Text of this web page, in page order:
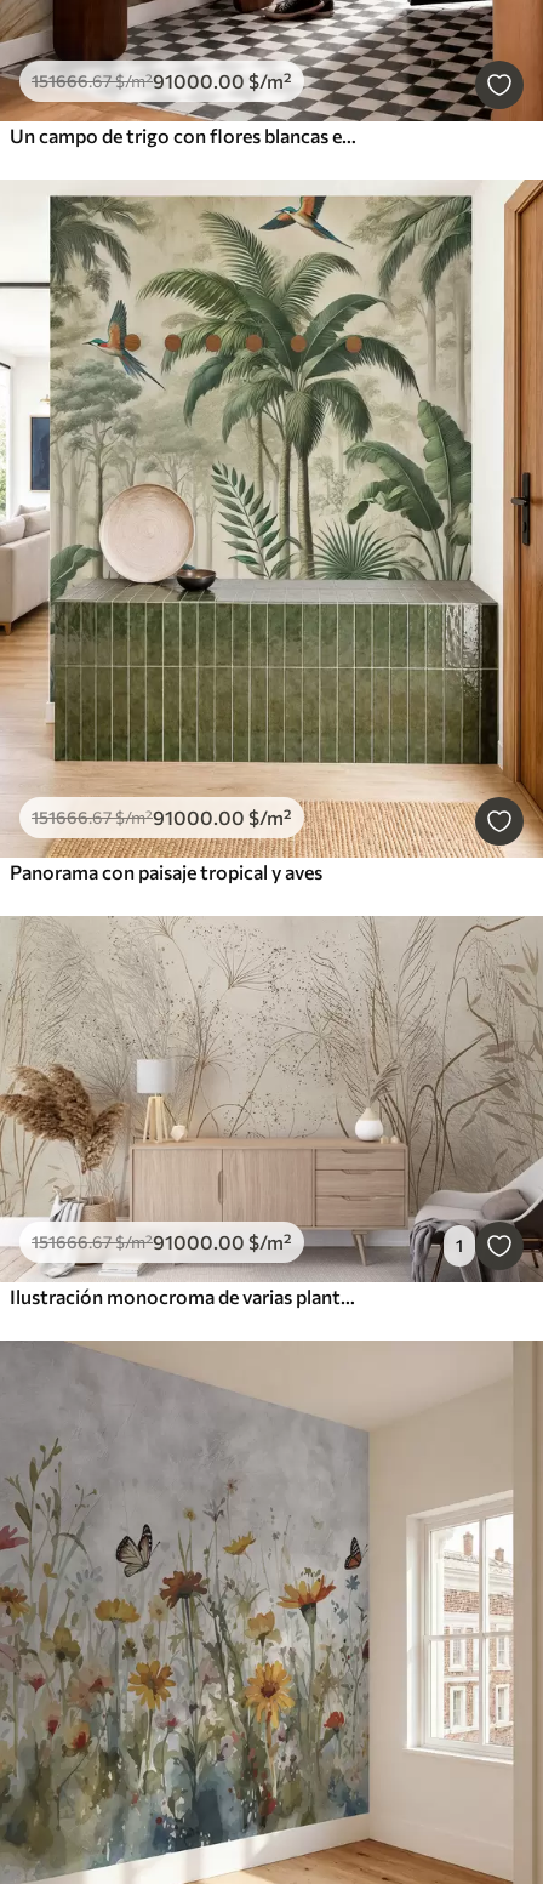
151666.67$/m²91000.00 $/m²
Un campo de trigo con flores blancas en primer plano, una playa y el océano al fondo, colores pastel neutros apagados
151666.67$/m²91000.00 $/m²
Panorama con paisaje tropical y aves
151666.67$/m²91000.00 $/m² 1
Ilustración monocroma de varias plantas y espiguillas de color beige con líneas y texturas delicadas y tenues